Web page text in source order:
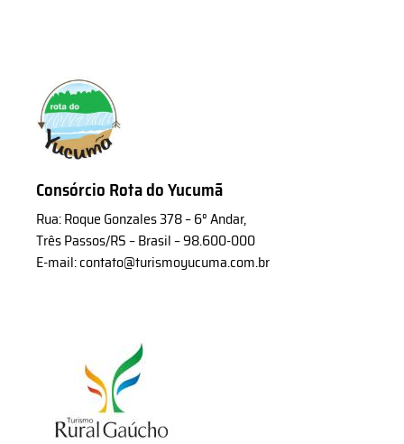
Consórcio Rota do Yucumã
Rua: Roque Gonzales 378 – 6° Andar,
Três Passos/RS – Brasil – 98.600-000
E-mail: contato@turismoyucuma.com.br